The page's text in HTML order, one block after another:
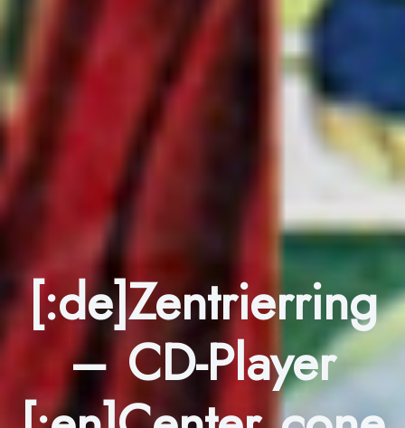
[:de]Zentrierring
– CD-Player